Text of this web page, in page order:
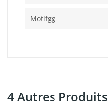
Motifgg
4 Autres